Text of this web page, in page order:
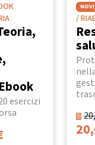
esercizi
/